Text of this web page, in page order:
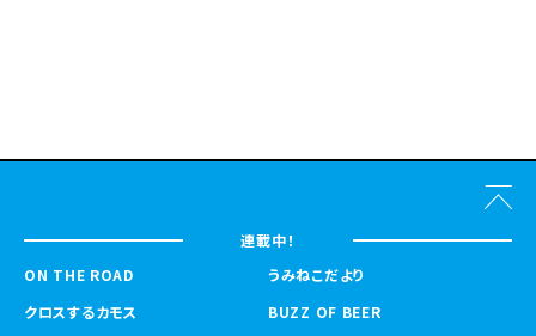
連載中！
ON THE ROAD
クロスするカモス
うみねこだより
BUZZ OF BEER